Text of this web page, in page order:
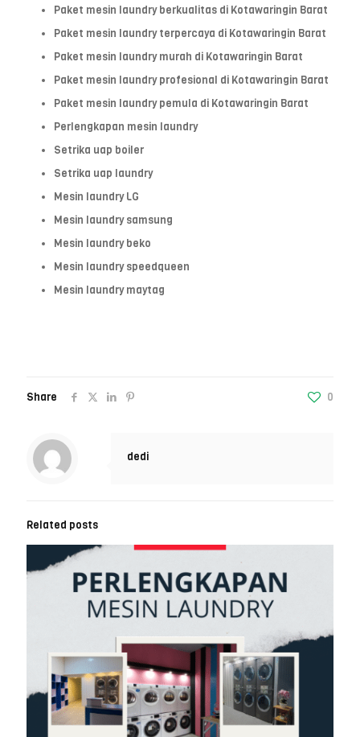
Paket mesin laundry berkualitas di Kotawaringin Barat
Paket mesin laundry terpercaya di Kotawaringin Barat
Paket mesin laundry murah di Kotawaringin Barat
Paket mesin laundry profesional di Kotawaringin Barat
Paket mesin laundry pemula di Kotawaringin Barat
Perlengkapan mesin laundry
Setrika uap boiler
Setrika uap laundry
Mesin laundry LG
Mesin laundry samsung
Mesin laundry beko
Mesin laundry speedqueen
Mesin laundry maytag
Share 0
dedi
Related posts